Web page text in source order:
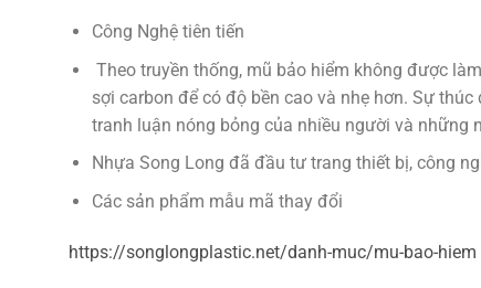
Công Nghệ tiên tiến
Theo truyền thống, mũ bảo hiểm không được
sợi carbon để có độ bền cao và nhẹ hơn. Sự
tranh luận nóng bỏng của nhiều người và những
Nhựa Song Long đã đầu tư trang thiết bị, công
Các sản phẩm mẫu mã thay đổi
https://songlongplastic.net/danh-muc/mu-bao-hiem